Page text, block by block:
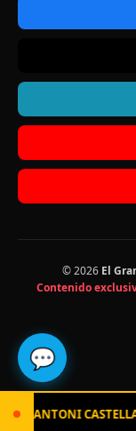
[0412-764-49-86] :
© 2026 El
Contenido
💬